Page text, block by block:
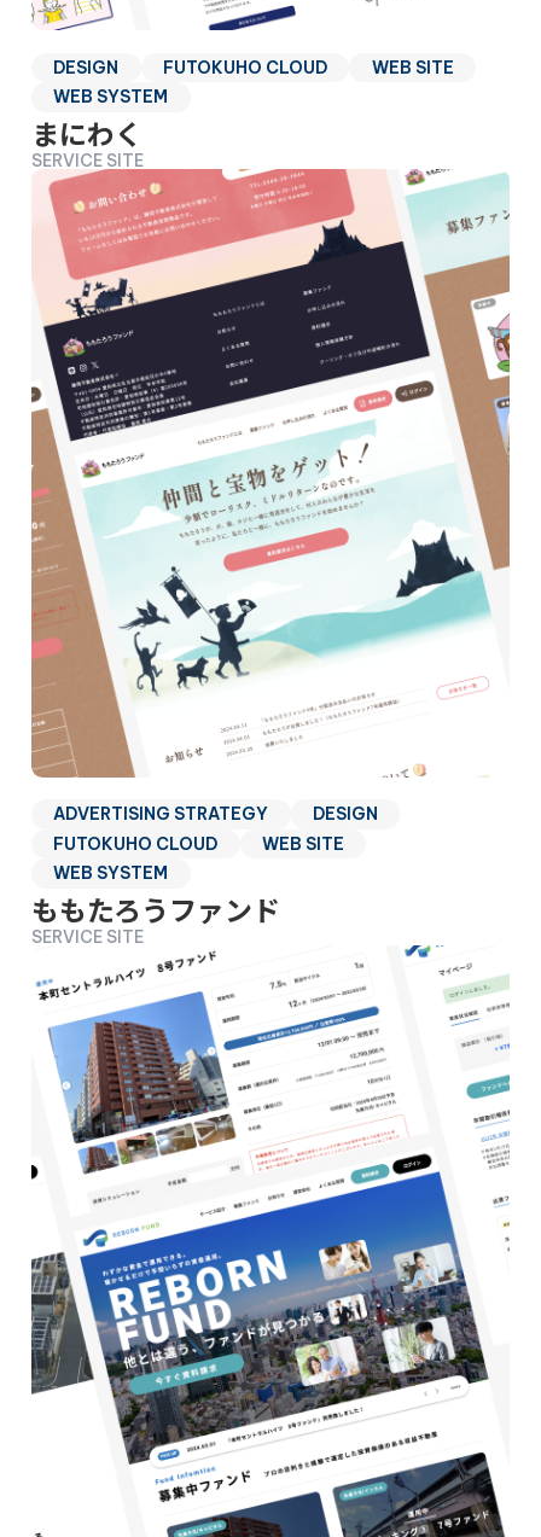
DESIGN FUTOKUHO CLOUD
WEB SITE
WEB SYSTEM
まにわく
SERVICE SITE
ADVERTISING STRATEGY
DESIGN
FUTOKUHO CLOUD
WEB SITE
WEB SYSTEM
ももたろうファンド
SERVICE SITE